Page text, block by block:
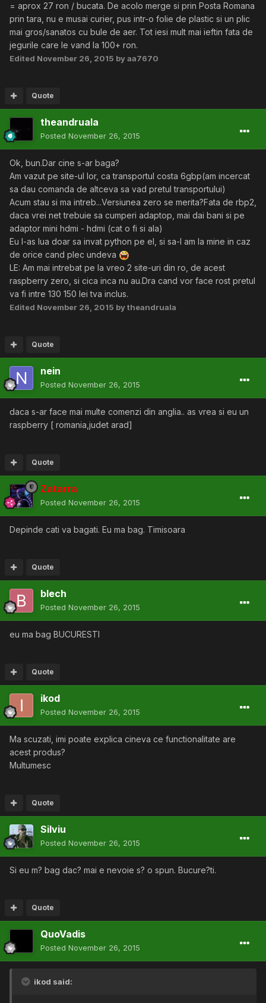
= aprox 27 ron / bucata. De acolo merge si prin Posta Romana
prin tara, nu e musai curier, pus intr-o folie de plastic si un plic
mai gros/sanatos cu bule de aer. Tot iesi mult mai ieftin fata de
jegurile care le vand la 100+ ron.
Edited November 26, 2015 by aa7670
Quote
theandruala
Posted November 26, 2015
Ok, bun.Dar cine s-ar baga?
Am vazut pe site-ul lor, ca transportul costa 6gbp(am incercat
sa dau comanda de altceva sa vad pretul transportului)
Acum stau si ma intreb...Versiunea zero se merita?Fata de rbp2,
daca vrei net trebuie sa cumperi adaptop, mai dai bani si pe
adaptor mini hdmi - hdmi (cat o fi si ala)
Eu l-as lua doar sa invat python pe el, si sa-l am la mine in caz
de orice cand plec undeva
LE: Am mai intrebat pe la vreo 2 site-uri din ro, de acest
raspberry zero, si cica inca nu au.Dra cand vor face rost pretul
va fi intre 130 150 lei tva inclus.
Edited November 26, 2015 by theandruala
Quote
nein
Posted November 26, 2015
daca s-ar face mai multe comenzi din anglia.. as vrea si eu un
raspberry [ romania,judet arad]
Quote
Zatarra
Posted November 26, 2015
Depinde cati va bagati. Eu ma bag. Timisoara
Quote
blech
Posted November 26, 2015
eu ma bag BUCURESTI
Quote
ikod
Posted November 26, 2015
Ma scuzati, imi poate explica cineva ce functionalitate are
acest produs?
Multumesc
Quote
Silviu
Posted November 26, 2015
Si eu m? bag dac? mai e nevoie s? o spun. Bucure?ti.
Quote
QuoVadis
Posted November 26, 2015
ikod said: